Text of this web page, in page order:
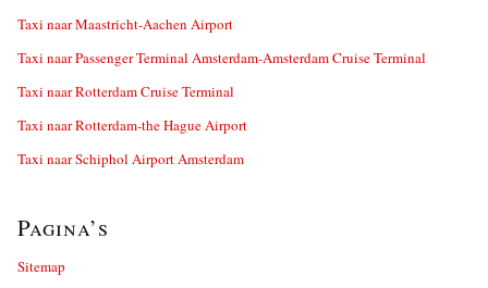
Taxi naar Maastricht-Aachen Airport
Taxi naar Passenger Terminal Amsterdam-Amsterdam Cruise Terminal
Taxi naar Rotterdam Cruise Terminal
Taxi naar Rotterdam-the Hague Airport
Taxi naar Schiphol Airport Amsterdam
Pagina’s
Sitemap